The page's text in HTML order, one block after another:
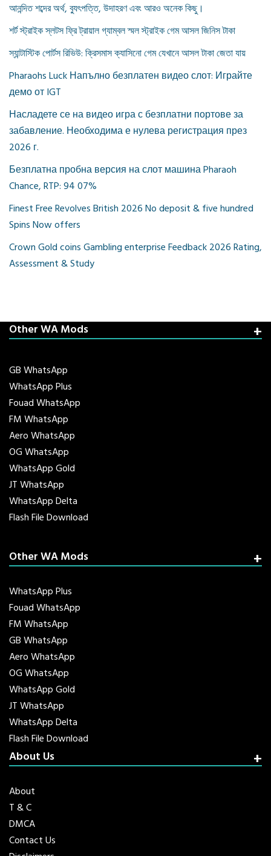
আনন্দিত শব্দের অর্থ, ব্যুৎপত্তি, উদাহরণ এবং আরও অনেক কিছু।
শর্ট স্ট্রাইক স্লটস ফ্রি ট্রায়াল গ্যাম্বল স্মল স্ট্রাইক গেম আসল জিনিস টাকা
স্যান্টাস্টিক পোর্টস রিভিউ: ক্রিসমাস ক্যাসিনো গেম যেখানে আসল টাকা জেতা যায়
Pharaohs Luck Напълно безплатен видео слот: Играйте
демо от IGT
Насладете се на видео игра с безплатни портове за
забавление. Необходима е нулева регистрация през
2026 г.
Безплатна пробна версия на слот машина Pharaoh
Chance, RTP: 94 07%
Finest Free Revolves British 2026 No deposit & five hundred
Spins Now offers
Crown Gold coins Gambling enterprise Feedback 2026 Rating,
Assessment & Study
Other WA Mods
GB WhatsApp
WhatsApp Plus
Fouad WhatsApp
FM WhatsApp
Aero WhatsApp
OG WhatsApp
WhatsApp Gold
JT WhatsApp
WhatsApp Delta
Flash File Download
Other WA Mods
WhatsApp Plus
Fouad WhatsApp
FM WhatsApp
GB WhatsApp
Aero WhatsApp
OG WhatsApp
WhatsApp Gold
JT WhatsApp
WhatsApp Delta
Flash File Download
About Us
About
T & C
DMCA
Contact Us